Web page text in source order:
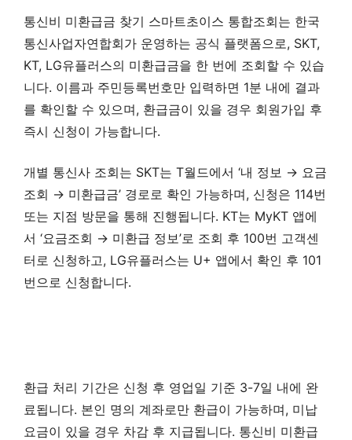
통신비 미환급금 찾기 스마트초이스 통합조회는 한국
통신사업자연합회가 운영하는 공식 플랫폼으로, SKT,
KT, LG유플러스의 미환급금을 한 번에 조회할 수 있습
니다. 이름과 주민등록번호만 입력하면 1분 내에 결과
를 확인할 수 있으며, 환급금이 있을 경우 회원가입 후
즉시 신청이 가능합니다.
개별 통신사 조회는 SKT는 T월드에서 ‘내 정보 → 요금
조회 → 미환급금’ 경로로 확인 가능하며, 신청은 114번
또는 지점 방문을 통해 진행됩니다. KT는 MyKT 앱에
서 ‘요금조회 → 미환급 정보’로 조회 후 100번 고객센
터로 신청하고, LG유플러스는 U+ 앱에서 확인 후 101
번으로 신청합니다.
환급 처리 기간은 신청 후 영업일 기준 3-7일 내에 완
료됩니다. 본인 명의 계좌로만 환급이 가능하며, 미납
요금이 있을 경우 차감 후 지급됩니다. 통신비 미환급